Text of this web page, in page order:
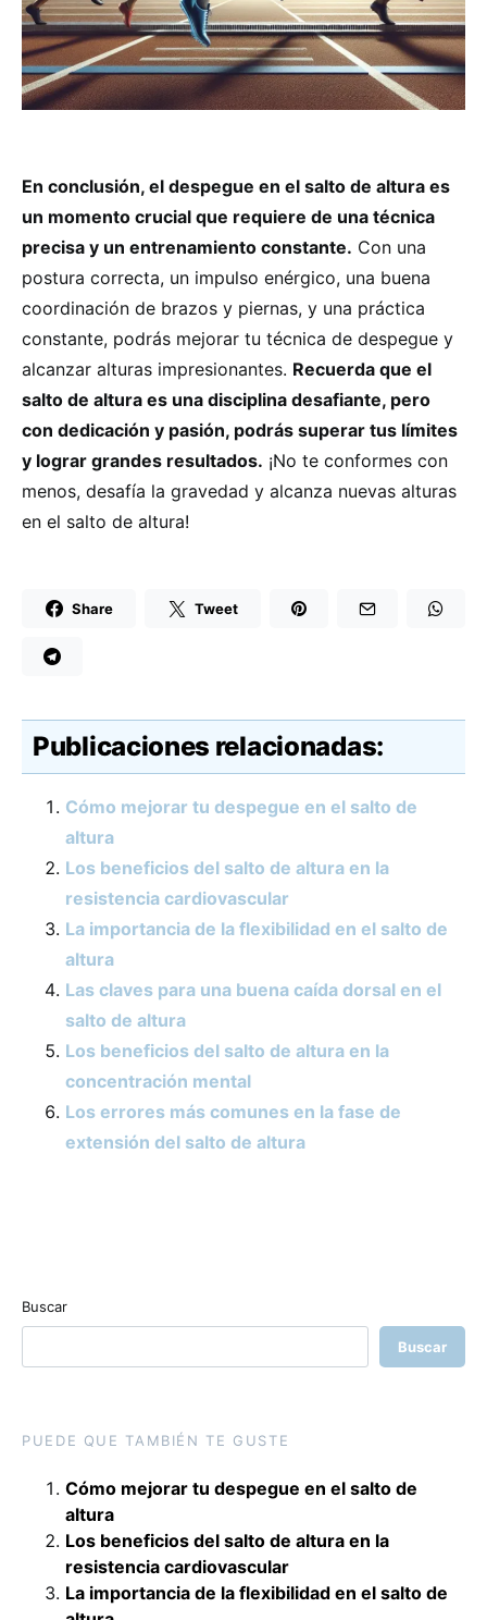
En conclusión, el despegue en el salto de altura es
un momento crucial que requiere de una técnica
precisa y un entrenamiento constante. Con una
postura correcta, un impulso enérgico, una buena
coordinación de brazos y piernas, y una práctica
constante, podrás mejorar tu técnica de despegue y
alcanzar alturas impresionantes. Recuerda que el
salto de altura es una disciplina desafiante, pero
con dedicación y pasión, podrás superar tus límites
y lograr grandes resultados. ¡No te conformes con
menos, desafía la gravedad y alcanza nuevas alturas
en el salto de altura!
Share Tweet
Publicaciones relacionadas:
Cómo mejorar tu despegue en el salto de
altura
Los beneficios del salto de altura en la
resistencia cardiovascular
La importancia de la flexibilidad en el salto de
altura
Las claves para una buena caída dorsal en el
salto de altura
Los beneficios del salto de altura en la
concentración mental
Los errores más comunes en la fase de
extensión del salto de altura
Buscar
Buscar
PUEDE QUE TAMBIÉN TE GUSTE
Cómo mejorar tu despegue en el salto de
altura
Los beneficios del salto de altura en la
resistencia cardiovascular
La importancia de la flexibilidad en el salto de